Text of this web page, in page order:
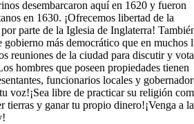
desembarcaron aquí en 1620 y fueron
en 1630. ¡Ofrecemos libertad de la
parte de la Iglesia de Inglaterra!
gobierno más democrático que en muchos
reuniones de la ciudad para discutir y
hombres que poseen propiedades tienen
funcionarios locales y
voz!¡Sea libre de practicar su religión
tierras y ganar tu propio dinero!¡Venga a